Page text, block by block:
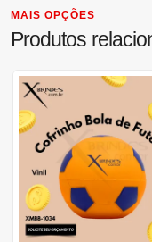
MAIS OPÇÕES
Produtos